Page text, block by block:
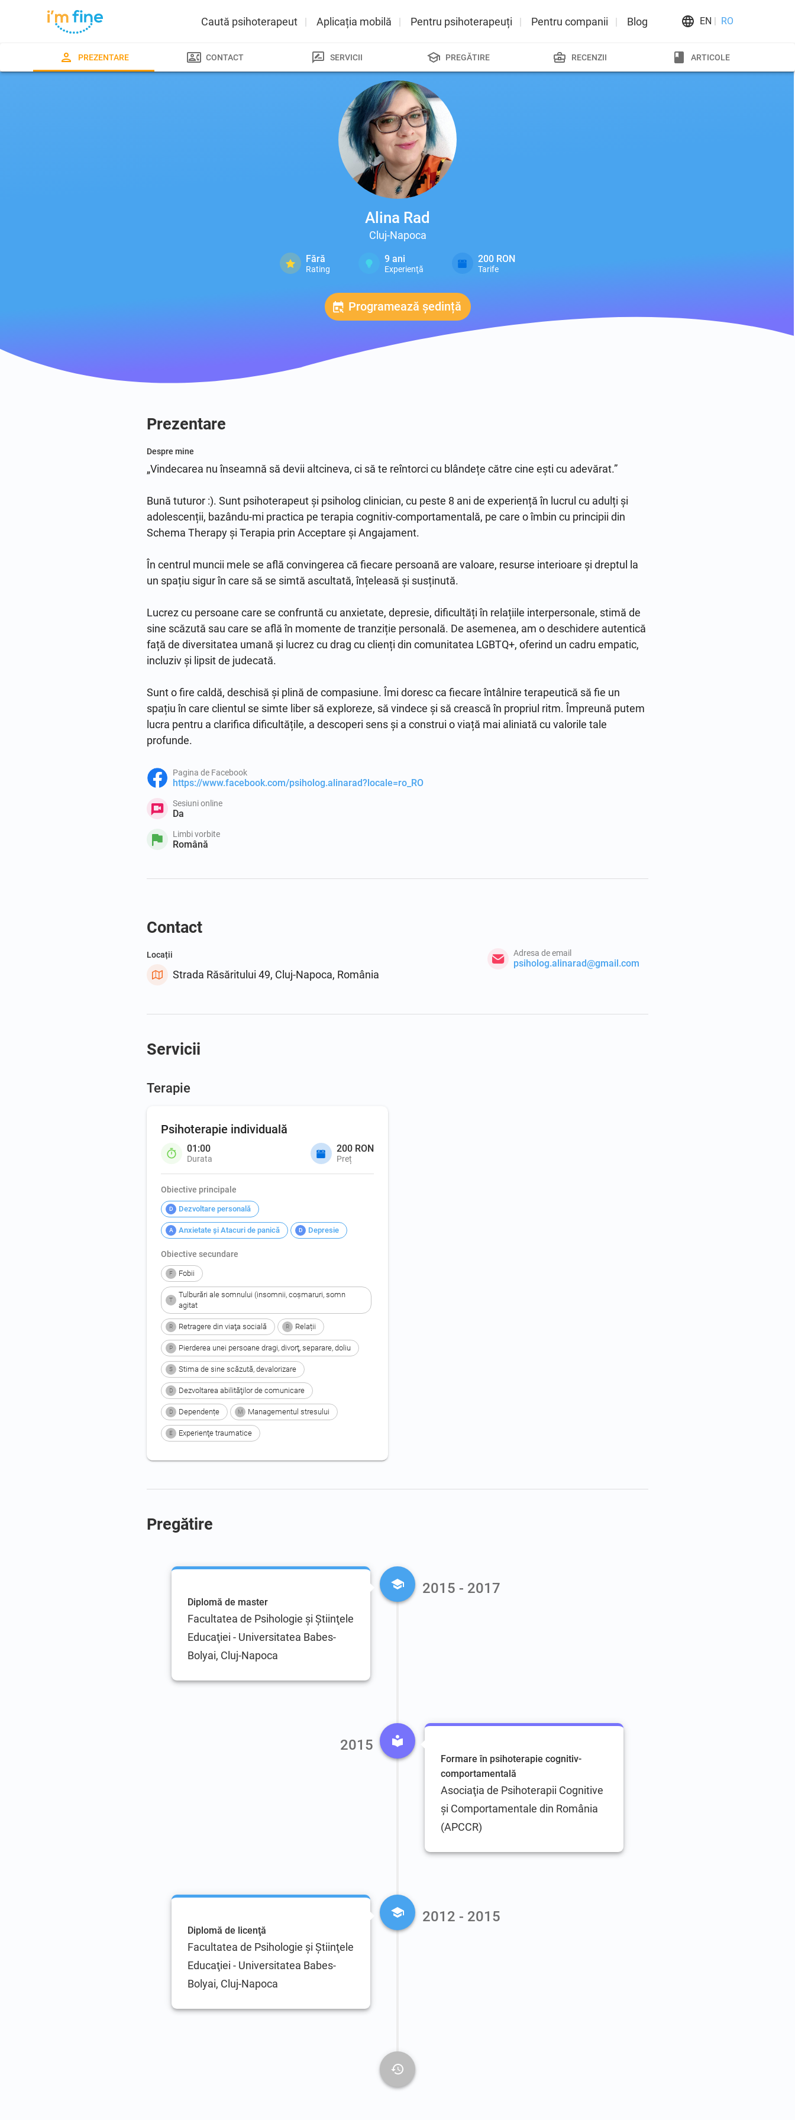
Caută psihoterapeut Aplicația mobilă Pentru psihoterapeuți Pentru companii Blog EN RO
Alina Rad
Cluj-Napoca
Fără
Rating
9 ani
Experienţă
200 RON
Tarife
Programează ședință
PREZENTARE CONTACT SERVICII PREGĂTIRE RECENZII ARTICOLE
Prezentare
Despre mine
„Vindecarea nu înseamnă să devii altcineva, ci să te reîntorci cu blândețe către cine ești cu adevărat.”
Bună tuturor :). Sunt psihoterapeut și psiholog clinician, cu peste 8 ani de experiență în lucrul cu adulți și
adolescenții, bazându-mi practica pe terapia cognitiv-comportamentală, pe care o îmbin cu principii din
Schema Therapy și Terapia prin Acceptare și Angajament.
În centrul muncii mele se află convingerea că fiecare persoană are valoare, resurse interioare și dreptul la
un spațiu sigur în care să se simtă ascultată, înțeleasă și susținută.
Lucrez cu persoane care se confruntă cu anxietate, depresie, dificultăți în relațiile interpersonale, stimă de
sine scăzută sau care se află în momente de tranziție personală. De asemenea, am o deschidere autentică
față de diversitatea umană și lucrez cu drag cu clienți din comunitatea LGBTQ+, oferind un cadru empatic,
incluziv și lipsit de judecată.
Sunt o fire caldă, deschisă și plină de compasiune. Îmi doresc ca fiecare întâlnire terapeutică să fie un
spațiu în care clientul se simte liber să exploreze, să vindece și să crească în propriul ritm. Împreună putem
lucra pentru a clarifica dificultățile, a descoperi sens și a construi o viață mai aliniată cu valorile tale
profunde.
https://www.facebook.com/psiholog.alinarad?locale=ro_RO
Pagina de Facebook
Da
Sesiuni online
Română
Limbi vorbite
Contact
Locații
Strada Răsăritului 49, Cluj-Napoca, România
psiholog.alinarad@gmail.com
Adresa de email
Servicii
Terapie
Psihoterapie individuală
01:00
Durata
200 RON
Preț
Obiective principale
D Dezvoltare personală
A Anxietate şi Atacuri de panică D Depresie
Obiective secundare
F Fobii
T
Tulburări ale somnului (insomnii, coşmaruri, somn
agitat
R Retragere din viaţa socială R Relații
P Pierderea unei persoane dragi, divorţ, separare, doliu
S Stima de sine scăzută, devalorizare
D Dezvoltarea abilităţilor de comunicare
D Dependențe M Managementul stresului
E Experienţe traumatice
Pregătire
Diplomă de master
Facultatea de Psihologie şi Ştiinţele
Educaţiei - Universitatea Babes-
Bolyai, Cluj-Napoca
2015 - 2017
Formare în psihoterapie cognitiv-
comportamentală
Asociaţia de Psihoterapii Cognitive
şi Comportamentale din România
(APCCR)
2015
Diplomă de licenţă
Facultatea de Psihologie şi Ştiinţele
Educaţiei - Universitatea Babes-
Bolyai, Cluj-Napoca
2012 - 2015